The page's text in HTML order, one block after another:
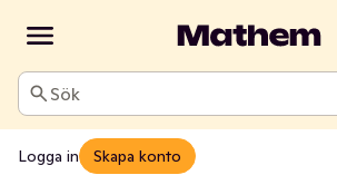
Sök
Logga in Skapa konto